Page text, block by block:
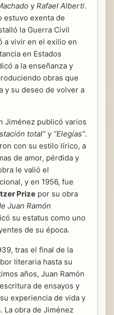
y Rafael Alberti.
estuvo exenta de
la Guerra Civil
a vivir en el exilio en
en Estados
a la enseñanza y
obras que
y su deseo de volver a
Jiménez publicó varios
total” y “Elegías”.
con su estilo lírico, a
de amor, pérdida y
le valió el
y en 1956, fue
Prize por su obra
Juan Ramón
su estatus como uno
de su época.
tras el final de la
literaria hasta su
años, Juan Ramón
de ensayos y
experiencia de vida y
La obra de Jiménez